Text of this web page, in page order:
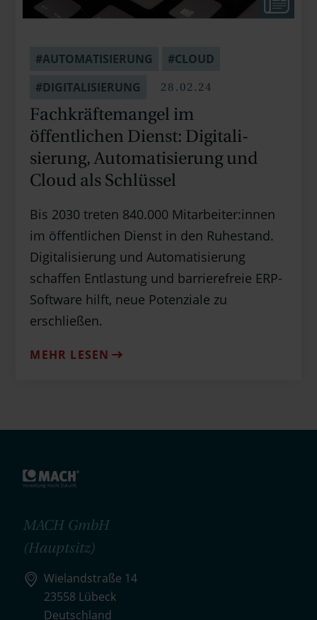
#AUTOMATISIERUNG
#CLOUD
#DIGITALISIERUNG
28.02.24
Fachkräfte­mangel im
öffentlichen Dienst: Digitali­
sierung, Automati­sierung und
Cloud als Schlüssel
Bis 2030 treten 840.000 Mitarbeiter:innen
im öffentlichen Dienst in den Ruhestand.
Digitalisierung und Automatisierung
schaffen Entlastung und barrierefreie ERP-
Software hilft, neue Potenziale zu
erschließen.
MEHR LESEN
MACH GmbH
(Hauptsitz)
Wielandstraße 14
23558 Lübeck
Deutschland